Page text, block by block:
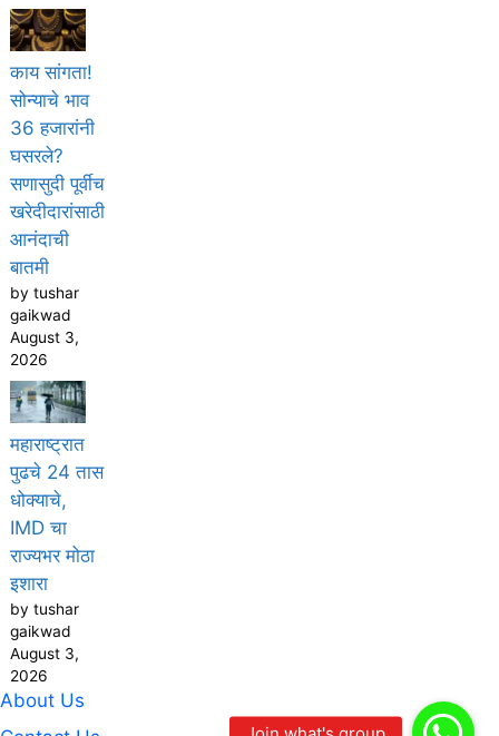
काय सांगता!
सोन्याचे भाव
36 हजारांनी
घसरले?
सणासुदी पूर्वीच
खरेदीदारांसाठी
आनंदाची
बातमी
by tushar
gaikwad
August 3,
2026
महाराष्ट्रात
पुढचे 24 तास
धोक्याचे,
IMD चा
राज्यभर मोठा
इशारा
by tushar
gaikwad
August 3,
2026
About Us